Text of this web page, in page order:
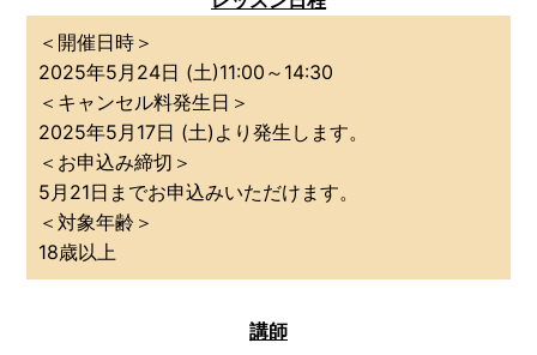
＜開催日時＞
2025年5 月24日 (土)11:00～14:30
＜キャンセル料発生日＞
2025年5月17日 (土)より発生します。
＜お申込み締切＞
5月21日までお申込みいただけます。
＜対象年齢＞
18歳以上
講師